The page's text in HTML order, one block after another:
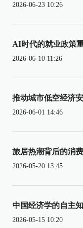
2026-06-23 10:26
AI时代的就业政策
2026-06-10 11:26
推动城市低空经济
2026-06-01 14:46
旅居热潮背后的消
2026-05-20 13:45
中国经济学的自主
2026-05-15 10:20